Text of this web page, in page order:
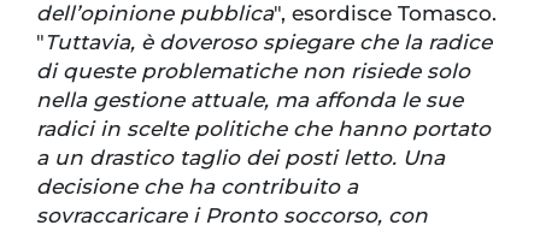
dell’opinione pubblica", esordisce Tomasco.
"Tuttavia, è doveroso spiegare che la radice
di queste problematiche non risiede solo
nella gestione attuale, ma affonda le sue
radici in scelte politiche che hanno portato
a un drastico taglio dei posti letto. Una
decisione che ha contribuito a
sovraccaricare i Pronto soccorso, con